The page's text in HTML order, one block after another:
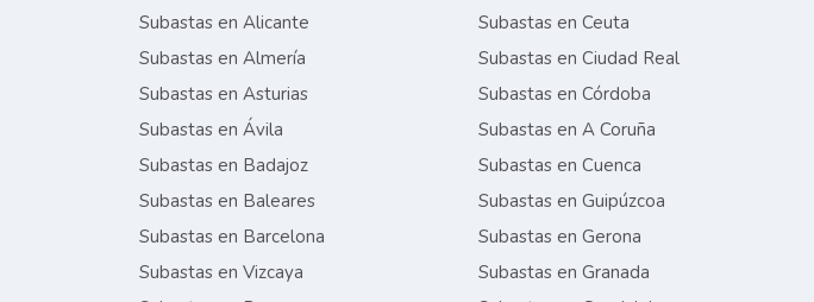
Subastas en Alicante
Subastas en Almería
Subastas en Asturias
Subastas en Ávila
Subastas en Badajoz
Subastas en Baleares
Subastas en Barcelona
Subastas en Vizcaya
Subastas en Ceuta
Subastas en Ciudad Real
Subastas en Córdoba
Subastas en A Coruña
Subastas en Cuenca
Subastas en Guipúzcoa
Subastas en Gerona
Subastas en Granada